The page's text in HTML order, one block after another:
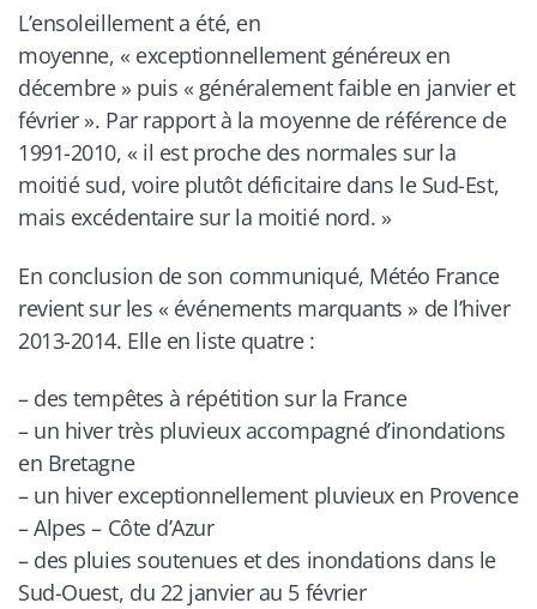
L’ensoleillement a été, en
moyenne, « exceptionnellement généreux en
décembre» puis « généralement faible en janvier et
février». Par rapport à la moyenne de référence de
1991-2010, « il est proche des normales sur la
moitié sud, voire plutôt déficitaire dans le Sud-Est,
mais excédentaire sur la moitié nord. »
En conclusion de son communiqué, Météo France
revient sur les « événements marquants » de l’hiver
2013-2014. Elle en liste quatre :
– des tempêtes à répétition sur la France
– un hiver très pluvieux accompagné d’inondations
en Bretagne
– un hiver exceptionnellement pluvieux en Provence
– Alpes – Côte d’Azur
– des pluies soutenues et des inondations dans le
Sud-Ouest, du 22 janvier au 5 février